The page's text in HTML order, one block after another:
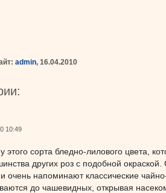
admin, 16.04.2010
10:49
этого сорта бледно-лилового цвета,
других роз с подобной
очень напоминают классические
до чашевидных, открывая